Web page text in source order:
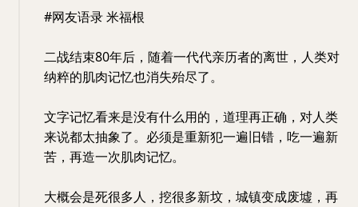
#网友语录 米福根
二战结束80年后，随着一代代亲历者的离世，人类对
纳粹的肌肉记忆也消失殆尽了。
文字记忆看来是没有什么用的，道理再正确，对人类
来说都太抽象了。必须是重新犯一遍旧错，吃一遍新
苦，再造一次肌肉记忆。
大概会是死很多人，挖很多新坟，城镇变成废墟，再